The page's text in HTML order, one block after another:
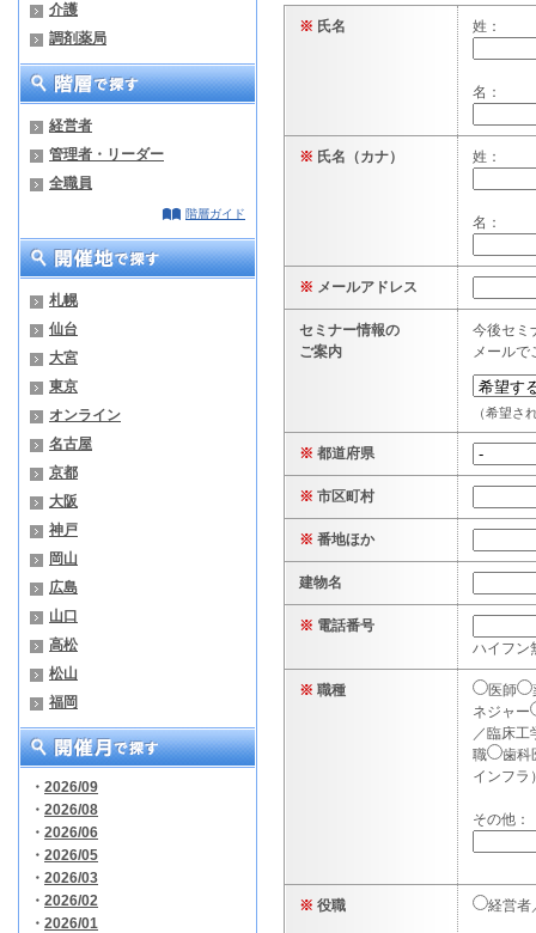
介護
調剤薬局
経営者
管理者・リーダー
全職員
階層ガイド
札幌
仙台
大宮
東京
オンライン
名古屋
京都
大阪
神戸
岡山
広島
山口
高松
松山
福岡
・ 2026/09
・ 2026/08
・ 2026/06
・ 2026/05
・ 2026/03
・ 2026/02
・ 2026/01
※ 氏名 姓：
名：
※ 氏名（カナ） 姓：
名：
※ メールアドレス
セミナー情報の
ご案内
今後セミ
メールで
（希望さ
※ 都道府県
※ 市区町村
※ 番地ほか
建物名
※ 電話番号
ハイフン
※ 職種 医師
ネジャー
／臨床工
職
歯科
インフラ
その他：
※ 役職 経営者